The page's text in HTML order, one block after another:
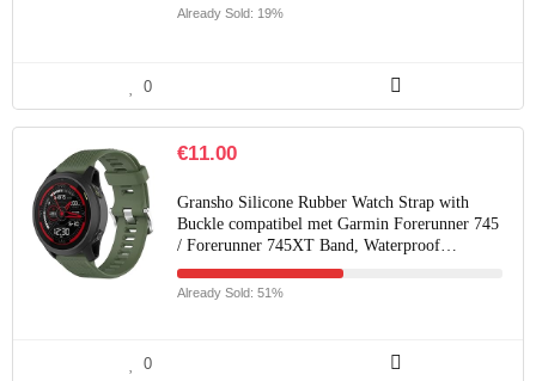
Already Sold: 19%
0
€11.00
Gransho Silicone Rubber Watch Strap with
Buckle compatibel met Garmin Forerunner 745
/ Forerunner 745XT Band, Waterproof…
Already Sold: 51%
0